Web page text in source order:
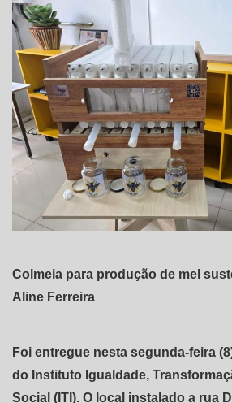
Colmeia para produção de mel
Aline Ferreira
Foi entregue nesta segunda-feira
do Instituto Igualdade,
Social (ITI). O local instalado a rua